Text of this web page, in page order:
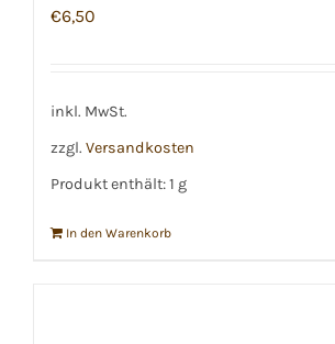
€6,50
inkl. MwSt.
zzgl. Versandkosten
Produkt enthält: 1 g
In den Warenkorb